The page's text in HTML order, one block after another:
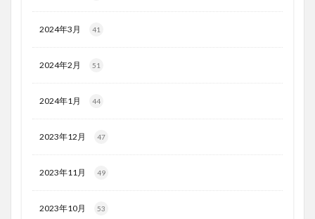
2024年3月 41
2024年2月 51
2024年1月 44
2023年12月 47
2023年11月 49
2023年10月 53